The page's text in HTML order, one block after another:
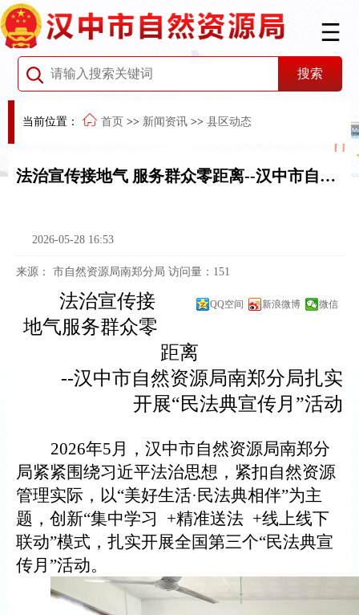
当前位置： 首页 >> 新闻资讯 >> 县区动态
法治宣传接地气 服务群众零距离--汉中市自然资源局南郑分局扎实开展“民法典宣传月”活动
2026-05-28 16:53
来源： 市自然资源局南郑分局 访问量： 151
QQ空间 新浪微博 微信
法治宣传接
地气服务群众零
距离
--汉中市自然资源局南郑分局扎实
开展“民法典宣传月”活动
2026年5月， 汉中市自然资源局南郑分
局紧紧围绕习近平法治思想，紧扣自然资源
管理实际，以“美好生活·民法典相伴”为主
题，创新“集中学习
+精准送法 +线上线下
联动”模式，扎实开展全国第三个“民法典宣
传月”活动。